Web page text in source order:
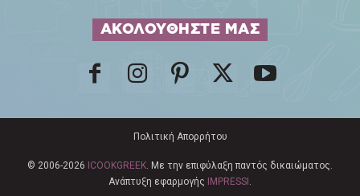
ΑΚΟΛΟΥΘΗΣΤΕ ΜΑΣ
Πολιτική Απορρήτου
© 2006-2026 ICOOKGREEK. Με την επιφύλαξη παντός δικαιώματος.
Ανάπτυξη εφαρμογής
IMPRESSI .